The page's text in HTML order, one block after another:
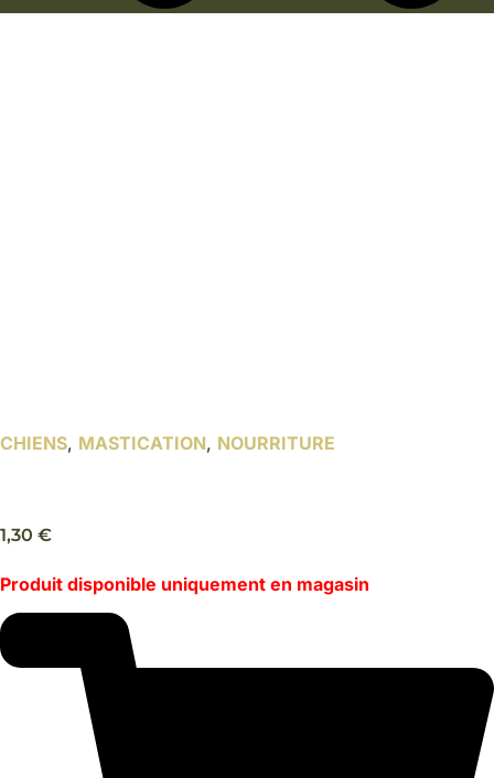
CHIENS, MASTICATION, NOURRITURE
1,30 €
Produit disponible uniquement en magasin